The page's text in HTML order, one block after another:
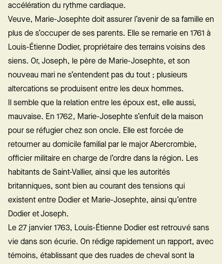
accélération du rythme cardiaque.
Veuve, Marie-Josephte doit assurer l’avenir de sa famille en
plus de s’occuper de ses parents. Elle se remarie en 1761 à
Louis-Étienne Dodier, propriétaire des terrains voisins des
siens. Or, Joseph, le père de Marie-Josephte, et son
nouveau mari ne s’entendent pas du tout ; plusieurs
altercations se produisent entre les deux hommes.
Il semble que la relation entre les époux est, elle aussi,
mauvaise. En 1762, Marie-Josephte s’enfuit de la maison
pour se réfugier chez son oncle. Elle est forcée de
retourner au domicile familial par le major Abercrombie,
officier militaire en charge de l’ordre dans la région. Les
habitants de Saint-Vallier, ainsi que les autorités
britanniques, sont bien au courant des tensions qui
existent entre Dodier et Marie-Josephte, ainsi qu’entre
Dodier et Joseph.
Le 27 janvier 1763, Louis-Étienne Dodier est retrouvé sans
vie dans son écurie. On rédige rapidement un rapport, avec
témoins, établissant que des ruades de cheval sont la